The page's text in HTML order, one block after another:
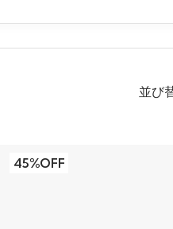
並び
45%OFF